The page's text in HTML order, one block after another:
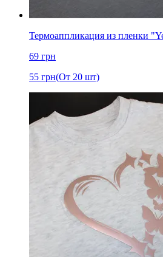
Термоаппликация из пленки
69 грн
55 грн(От 20 шт)